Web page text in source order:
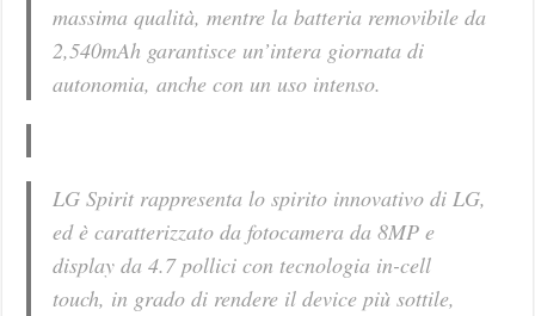
massima qualità, mentre la batteria removibile da
2,540mAh garantisce un’intera giornata di
autonomia, anche con un uso intenso.
LG Spirit rappresenta lo spirito innovativo di LG,
ed è caratterizzato da fotocamera da 8MP e
display da 4.7 pollici con tecnologia in-cell
touch, in grado di rendere il device più sottile,